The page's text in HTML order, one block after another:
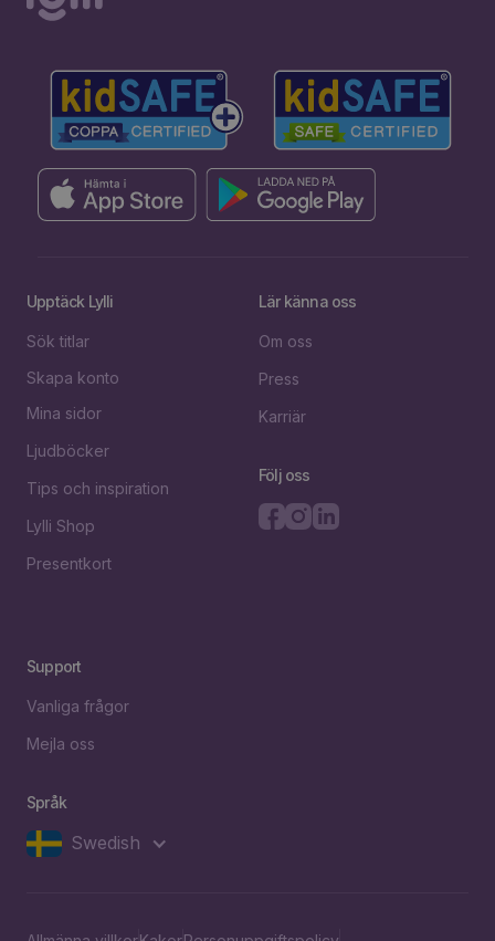
Upptäck Lylli
Sök titlar
Skapa konto
Mina sidor
Ljudböcker
Tips och inspiration
Lylli Shop
Presentkort
Lär känna oss
Om oss
Press
Karriär
Följ oss
Support
Vanliga frågor
Mejla oss
Språk
Swedish